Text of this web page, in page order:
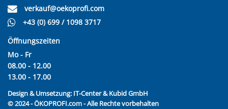
verkauf@oekoprofi.com
+43 (0) 699 / 1098 3717
Öffnungszeiten
Mo - Fr
08.00 - 12.00
13.00 - 17.00
Design & Umsetzung: IT-Center & Kubid GmbH
© 2024 - ÖKOPROFI.com - Alle Rechte vorbehalten